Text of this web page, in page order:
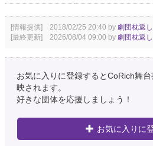
[情報提供] 2018/02/25 20:40 by 劇団枕返し
[最終更新] 2026/08/04 09:00 by 劇団枕返し
お気に入りに登録するとCoRich舞
映されます。
好きな団体を応援しましょう！
お気に入りに